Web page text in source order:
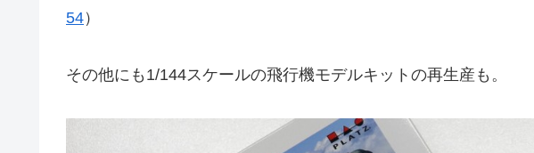
54）
その他にも1/144スケールの飛行機モデルキットの再生産も。